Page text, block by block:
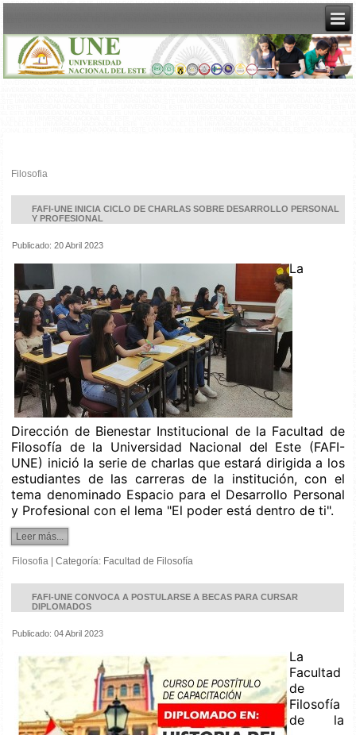
Filosofia
FAFI-UNE INICIA CICLO DE CHARLAS SOBRE DESARROLLO PERSONAL
Y PROFESIONAL
Publicado: 20 Abril 2023
La
Dirección de Bienestar Institucional de la Facultad de
Filosofía de la Universidad Nacional del Este (FAFI-
UNE) inició la serie de charlas que estará dirigida a los
estudiantes de las carreras de la institución, con el
tema denominado Espacio para el Desarrollo Personal
y Profesional con el lema "El poder está dentro de ti".
Leer más...
Filosofia |Categoría: Facultad de Filosofía
FAFI-UNE CONVOCA A POSTULARSE A BECAS PARA CURSAR
DIPLOMADOS
Publicado: 04 Abril 2023
La
Facultad
de
Filosofía
de la